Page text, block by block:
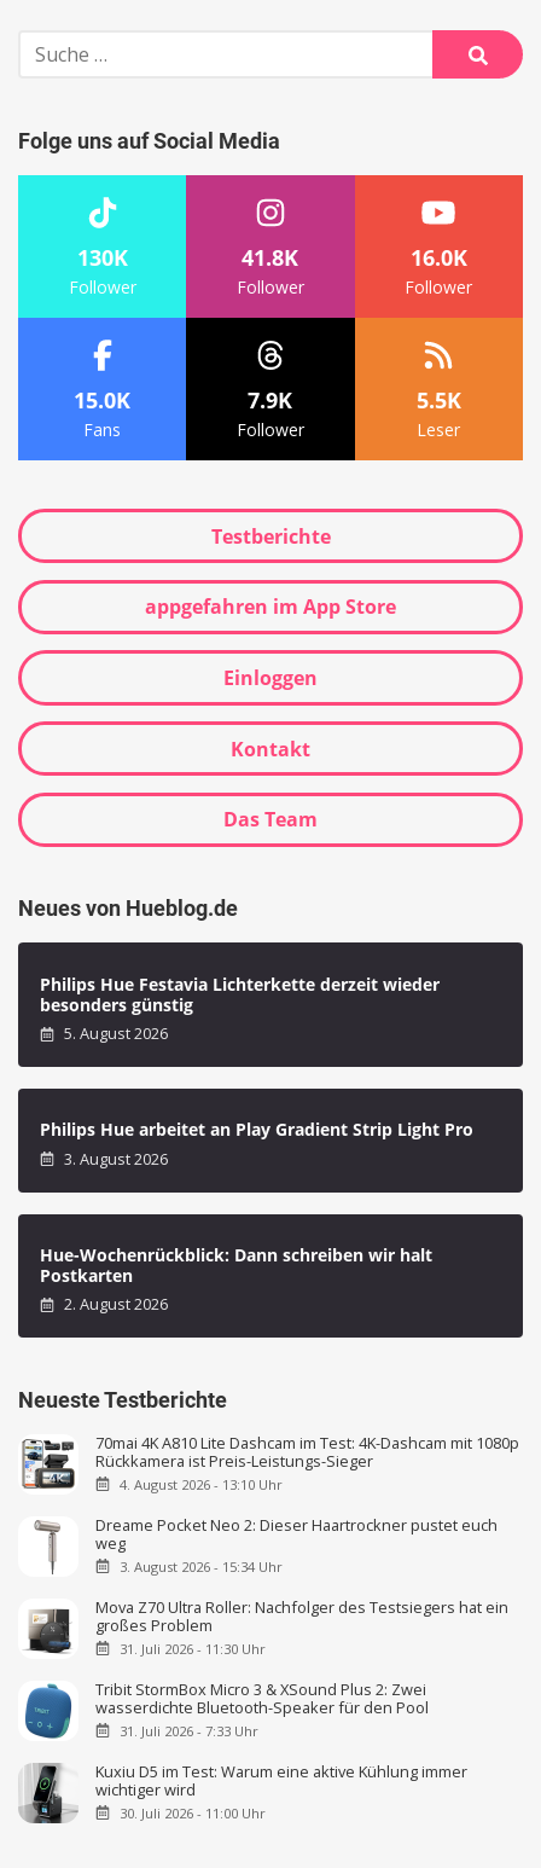
Suche
nach:
Suche
Folge uns auf Social Media
130K
Follower
41.8K
Follower
16.0K
Follower
15.0K
Fans
7.9K
Follower
5.5K
Leser
Testberichte
appgefahren im App Store
Einloggen
Kontakt
Das Team
Neues von Hueblog.de
Philips Hue Festavia Lichterkette derzeit wieder
besonders günstig
5. August 2026
Philips Hue arbeitet an Play Gradient Strip Light Pro
3. August 2026
Hue-Wochenrückblick: Dann schreiben wir halt
Postkarten
2. August 2026
Neueste Testberichte
70mai 4K A810 Lite Dashcam im Test: 4K-Dashcam mit 1080p
Rückkamera ist Preis-Leistungs-Sieger
4. August 2026 - 13:10 Uhr
Dreame Pocket Neo 2: Dieser Haartrockner pustet euch
weg
3. August 2026 - 15:34 Uhr
Mova Z70 Ultra Roller: Nachfolger des Testsiegers hat ein
großes Problem
31. Juli 2026 - 11:30 Uhr
Tribit StormBox Micro 3 & XSound Plus 2: Zwei
wasserdichte Bluetooth-Speaker für den Pool
31. Juli 2026 - 7:33 Uhr
Kuxiu D5 im Test: Warum eine aktive Kühlung immer
wichtiger wird
30. Juli 2026 - 11:00 Uhr